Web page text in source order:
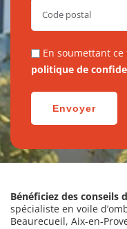
En soumettant
politique de
Bénéficiez des conseils
spécialiste en voile
Beaurecueil, Aix-en-